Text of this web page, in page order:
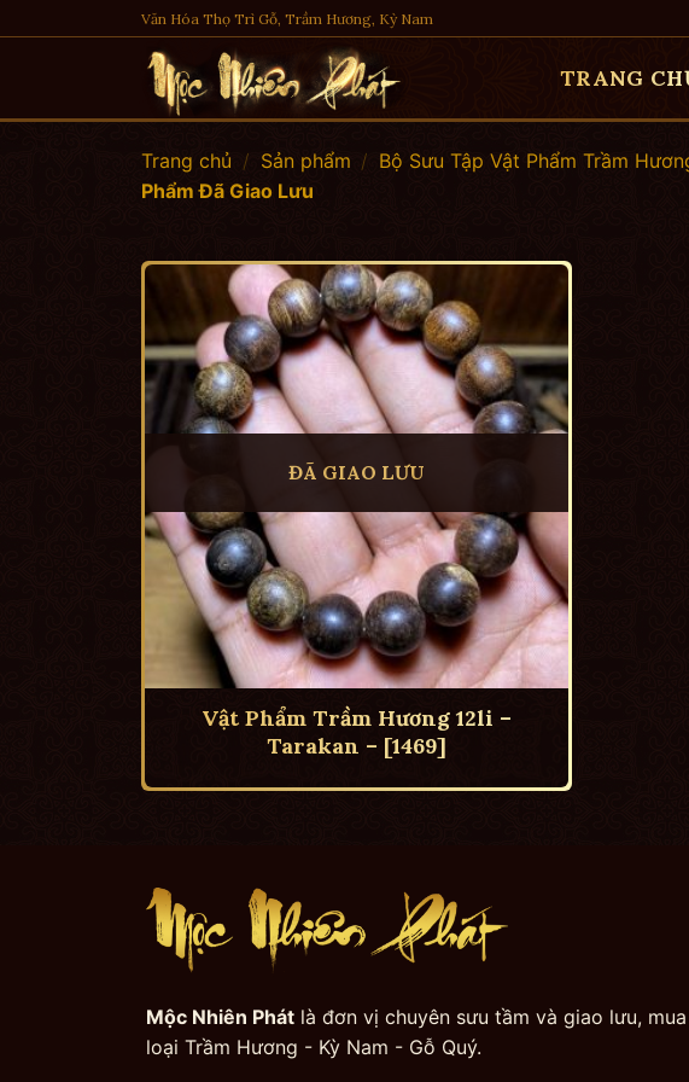
to
Văn Hóa Thọ Trì Gỗ, Trầm Hương, Kỳ Nam
TRANG
Trang chủ / Sản phẩm / Bộ Sưu Tập Vật Phẩm Trầm
Phẩm Đã Giao Lưu
ĐÃ GIAO LƯU
Vật Phẩm Trầm Hương 12li –
Tarakan – [1469]
Mộc Nhiên Phátlà đơn vị chuyên sưu tầm và giao lưu,
loại Trầm Hương - Kỳ Nam - Gỗ Quý.